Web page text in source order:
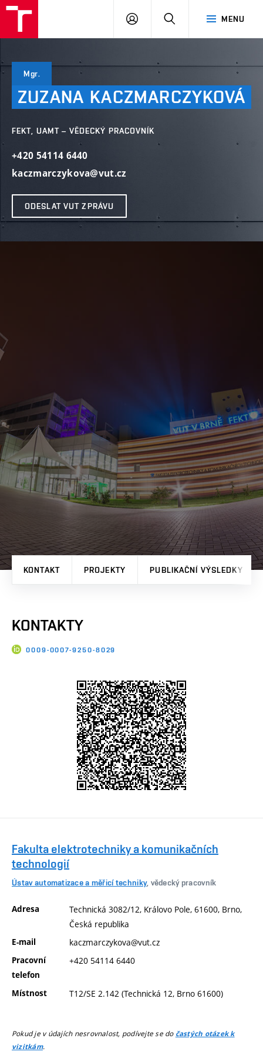
MENU
PŘIHLÁSIT
Mgr.
ZUZANA KACZMARCZYKOVÁ
FEKT, UAMT – VĚDECKÝ PRACOVNÍK
+420 54114 6440
kaczmarczykova@vut.cz
ODESLAT VUT ZPRÁVU
KONTAKT PROJEKTY PUBLIKAČNÍ VÝSLEDKY
KONTAKTY
0009-0007-9250-8029
Fakulta elektrotechniky a komunikačních
technologií
Ústav automatizace a měřicí techniky, vědecký pracovník
Adresa
Technická 3082/12, Královo Pole, 61600, Brno,
Česká republika
E-mail kaczmarczykova@vut.cz
Pracovní
telefon
+420 54114 6440
Místnost T12/SE 2.142 (Technická 12, Brno 61600)
Pokud je v údajích nesrovnalost, podívejte se do častých otázek k
vizitkám.